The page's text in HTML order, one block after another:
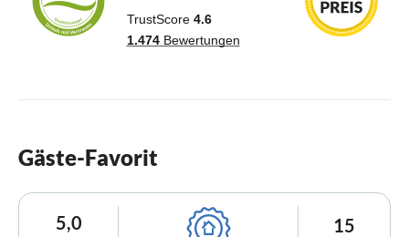
Gäste-Favorit
5,0 15